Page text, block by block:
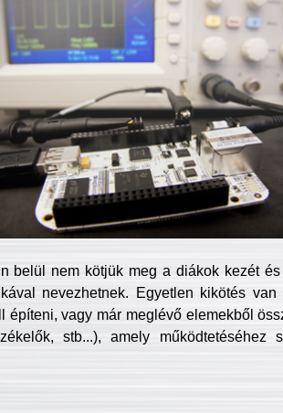
belül nem kötjük meg a diákok kezét
nevezhetnek. Egyetlen kikötés
építeni, vagy már meglévő elemekből
stb...), amely működtetéséhez